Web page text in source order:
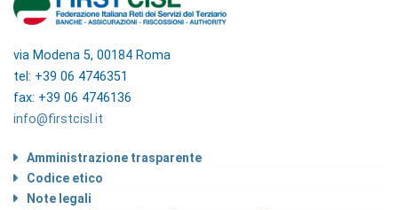
via Modena 5, 00184 Roma
tel: +39 06 4746351
fax: +39 06 4746136
info@firstcisl.it
Amministrazione trasparente
Codice etico
Note legali